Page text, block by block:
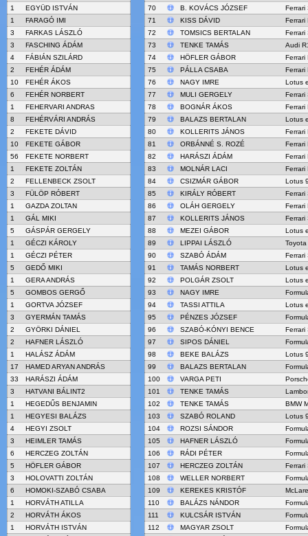
1
EGYÜD ISTVÁN
1
FARAGÓ IMI
3
FARKAS LÁSZLÓ
3
FASCHING ÁDÁM
4
FÁBIÁN SZILÁRD
2
FEHÉR ÁDÁM
10
FEHÉR ÁKOS
6
FEHÉR NORBERT
1
FEHERVARI ANDRAS
8
FEHÉRVÁRI ANDRÁS
2
FEKETE DÁVID
10
FEKETE GÁBOR
56
FEKETE NORBERT
1
FEKETE ZOLTÁN
2
FELLENBECK ZSOLT
3
FÜLÖP RÓBERT
1
GAZDA ZOLTAN
1
GÁL MIKI
5
GÁSPÁR GERGELY
1
GÉCZI KÁROLY
1
GÉCZI PÉTER
5
GEDŐ MIKI
1
GERA ANDRÁS
5
GOMBOS GERGŐ
1
GORTVA JÓZSEF
3
GYERMÁN TAMÁS
2
GYÖRKI DÁNIEL
2
HAFNER LÁSZLÓ
1
HALÁSZ ÁDÁM
17
HAMED ARYAN ANDRÁS
33
HARÁSZI ÁDÁM
3
HATVANI BÁLINT2
1
HEGEDŰS BENJAMIN
1
HEGYESI BALÁZS
4
HEGYI ZSOLT
3
HEIMLER TAMÁS
6
HERCZEG ZOLTÁN
5
HÖFLER GÁBOR
3
HOLOVATTI ZOLTÁN
6
HOMOKI-SZABÓ CSABA
1
HORVÁTH ATILLA
2
HORVÁTH ÁKOS
1
HORVÁTH ISTVÁN
70
B. KOVÁCS JÓZSEF
Ferrari
71
KISS DÁVID
Ferrari
72
TOMSICS BERTALAN
Ferrari
73
TENKE TAMÁS
Audi
74
HÖFLER GÁBOR
Ferrari
75
PÁLLA CSABA
Ferrari
76
NAGY IMRE
Lotus
77
MULI GERGELY
Ferrari
78
BOGNÁR ÁKOS
Ferrari
79
BALAZS BERTALAN
Lotus
80
KOLLERITS JÁNOS
Ferrari
81
ORBÁNNÉ S. ROZÉ
Ferrari
82
HARÁSZI ÁDÁM
Ferrari
83
MOLNÁR LACI
Ferrari
84
CSIZMÁR GÁBOR
Lotus
85
KIRÁLY RÓBERT
Ferrari
86
OLÁH GERGELY
Ferrari
87
KOLLERITS JÁNOS
Ferrari
88
MEZEI GÁBOR
Lotus
89
LIPPAI LÁSZLÓ
90
SZABÓ ÁDÁM
Ferrari
91
TAMÁS NORBERT
Lotus
92
POLGÁR ZSOLT
Lotus
93
NAGY IMRE
94
TASSI ATTILA
Lotus
95
PÉNZES JÓZSEF
96
SZABÓ-KÓNYI BENCE
Ferrari
97
SIPOS DÁNIEL
98
BEKE BALÁZS
Lotus
99
BALAZS BERTALAN
100
VARGA PETI
101
TENKE TAMÁS
102
TENKE TAMÁS
BMW
103
SZABÓ ROLAND
Lotus
104
ROZSI SÁNDOR
105
HAFNER LÁSZLÓ
106
RÁDI PÉTER
107
HERCZEG ZOLTÁN
Ferrari
108
WELLER NORBERT
109
KEREKES KRISTÓF
110
BALÁZS NÁNDOR
111
KULCSÁR ISTVÁN
112
MAGYAR ZSOLT